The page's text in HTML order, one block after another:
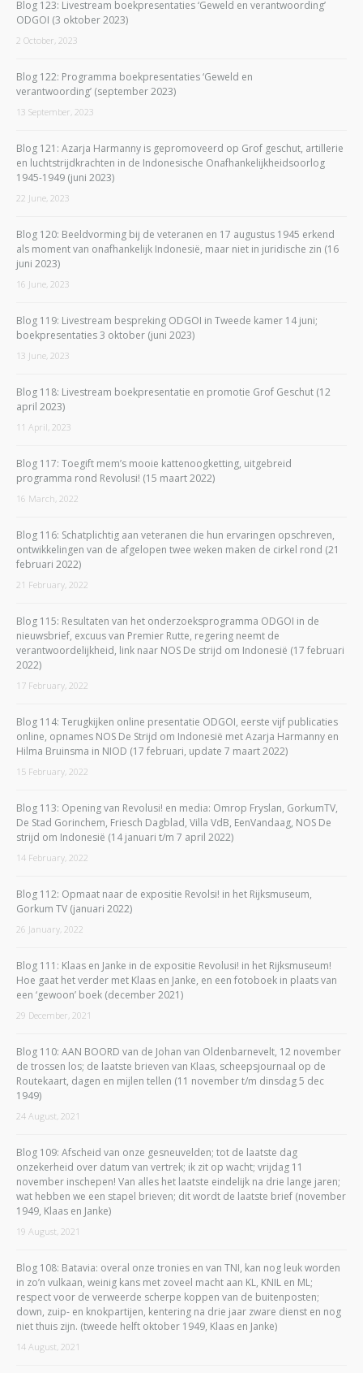
Blog 123: Livestream boekpresentaties ‘Geweld en verantwoording’
ODGOI (3 oktober 2023)
2 October, 2023
Blog 122: Programma boekpresentaties ‘Geweld en
verantwoording’ (september 2023)
13 September, 2023
Blog 121: Azarja Harmanny is gepromoveerd op Grof geschut, artillerie
en luchtstrijdkrachten in de Indonesische Onafhankelijkheidsoorlog
1945-1949 (juni 2023)
22 June, 2023
Blog 120: Beeldvorming bij de veteranen en 17 augustus 1945 erkend
als moment van onafhankelijk Indonesië, maar niet in juridische zin (16
juni 2023)
16 June, 2023
Blog 119: Livestream bespreking ODGOI in Tweede kamer 14 juni;
boekpresentaties 3 oktober (juni 2023)
13 June, 2023
Blog 118: Livestream boekpresentatie en promotie Grof Geschut (12
april 2023)
11 April, 2023
Blog 117: Toegift mem’s mooie kattenoogketting, uitgebreid
programma rond Revolusi! (15 maart 2022)
16 March, 2022
Blog 116: Schatplichtig aan veteranen die hun ervaringen opschreven,
ontwikkelingen van de afgelopen twee weken maken de cirkel rond (21
februari 2022)
21 February, 2022
Blog 115: Resultaten van het onderzoeksprogramma ODGOI in de
nieuwsbrief, excuus van Premier Rutte, regering neemt de
verantwoordelijkheid, link naar NOS De strijd om Indonesië (17 februari
2022)
17 February, 2022
Blog 114: Terugkijken online presentatie ODGOI, eerste vijf publicaties
online, opnames NOS De Strijd om Indonesië met Azarja Harmanny en
Hilma Bruinsma in NIOD (17 februari, update 7 maart 2022)
15 February, 2022
Blog 113: Opening van Revolusi! en media: Omrop Fryslan, GorkumTV,
De Stad Gorinchem, Friesch Dagblad, Villa VdB, EenVandaag, NOS De
strijd om Indonesië (14 januari t/m 7 april 2022)
14 February, 2022
Blog 112: Opmaat naar de expositie Revolsi! in het Rijksmuseum,
Gorkum TV (januari 2022)
26 January, 2022
Blog 111: Klaas en Janke in de expositie Revolusi! in het Rijksmuseum!
Hoe gaat het verder met Klaas en Janke, en een fotoboek in plaats van
een ‘gewoon’ boek (december 2021)
29 December, 2021
Blog 110: AAN BOORD van de Johan van Oldenbarnevelt, 12 november
de trossen los; de laatste brieven van Klaas, scheepsjournaal op de
Routekaart, dagen en mijlen tellen (11 november t/m dinsdag 5 dec
1949)
24 August, 2021
Blog 109: Afscheid van onze gesneuvelden; tot de laatste dag
onzekerheid over datum van vertrek; ik zit op wacht; vrijdag 11
november inschepen! Van alles het laatste eindelijk na drie lange jaren;
wat hebben we een stapel brieven; dit wordt de laatste brief (november
1949, Klaas en Janke)
19 August, 2021
Blog 108: Batavia: overal onze tronies en van TNI, kan nog leuk worden
in zo’n vulkaan, weinig kans met zoveel macht aan KL, KNIL en ML;
respect voor de verweerde scherpe koppen van de buitenposten;
down, zuip- en knokpartijen, kentering na drie jaar zware dienst en nog
niet thuis zijn. (tweede helft oktober 1949, Klaas en Janke)
14 August, 2021